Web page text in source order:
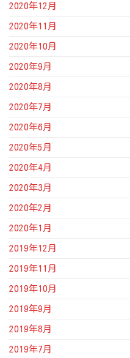
2020年12月
2020年11月
2020年10月
2020年9月
2020年8月
2020年7月
2020年6月
2020年5月
2020年4月
2020年3月
2020年2月
2020年1月
2019年12月
2019年11月
2019年10月
2019年9月
2019年8月
2019年7月